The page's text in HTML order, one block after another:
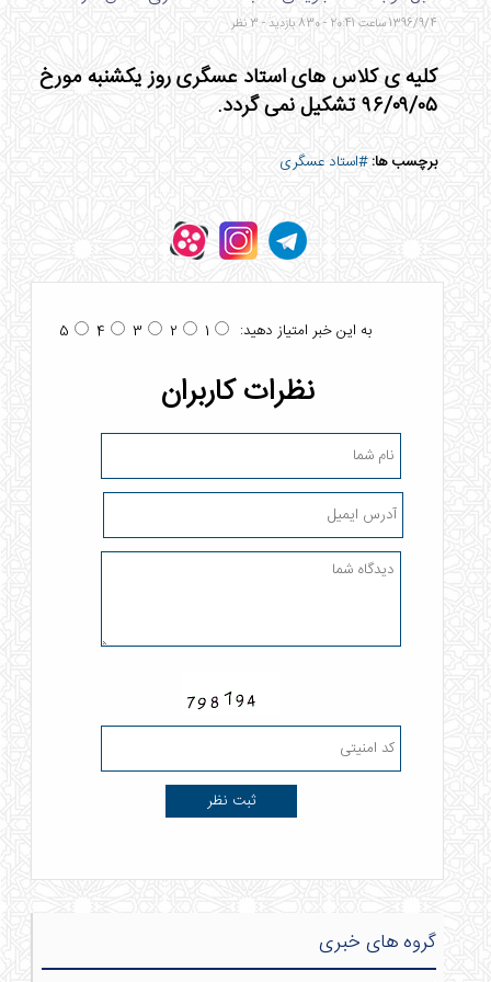
1396/9/4 ساعت 20:41 - 830 بازدید - 3 نظر
کلیه ی کلاس های استاد عسگری روز یکشنبه مورخ
۹۶/۰۹/۰۵ تشکیل نمی گردد.
برچسب ها:#استاد عسگری
به این خبر امتیاز دهید: 1
2
3
4
5
نظرات کاربران
گروه های خبری